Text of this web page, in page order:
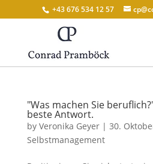
+43 676 534 12 57
"Was machen Sie
beste Antwort.
by Veronika Geyer| 30.
Selbstmanagement